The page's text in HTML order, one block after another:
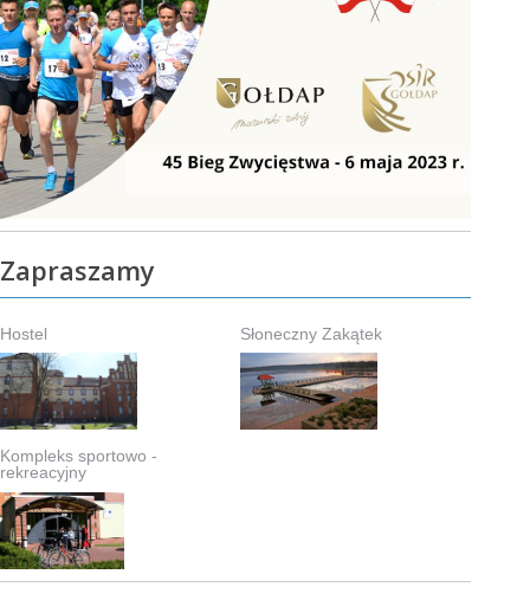
Zapraszamy
Hostel Słoneczny Zakątek
Kompleks sportowo -
rekreacyjny